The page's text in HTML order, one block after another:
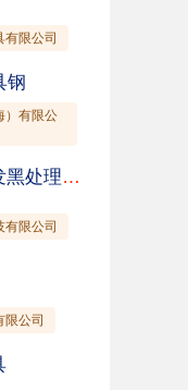
限公司
钢
）有限公
冲压模具表面发黑处理，模具表面防拉伤粘膜涂层处理
限公司
限公司